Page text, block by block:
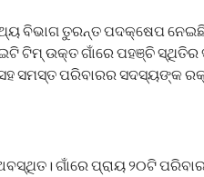
ବିଭାଗ ତୁରନ୍ତ ପଦକ୍ଷେପ ନେଇଛି
ଟିମ୍ ଉକ୍ତ ଗାଁରେ ପହଞ୍ଚି ସ୍ଥିତିର
ସମସ୍ତ ପରିବାରର ସଦସ୍ୟଙ୍କ
ଗାଁରେ ପ୍ରାୟ ୨୦ଟି